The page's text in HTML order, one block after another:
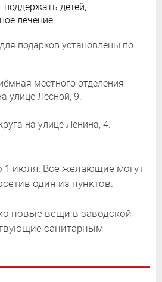
детей,
лечение.
подарков установлены по
местного отделения
улице Лесной, 9.
на улице Ленина, 4.
1 июля. Все желающие могут
один из пунктов.
новые вещи в заводской
санитарным